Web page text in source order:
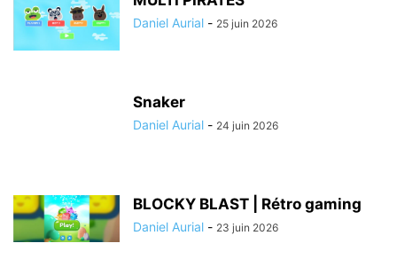
Daniel Aurial - 25 juin 2026
Snaker
Daniel Aurial - 24 juin 2026
BLOCKY BLAST | Rétro gaming
Daniel Aurial - 23 juin 2026